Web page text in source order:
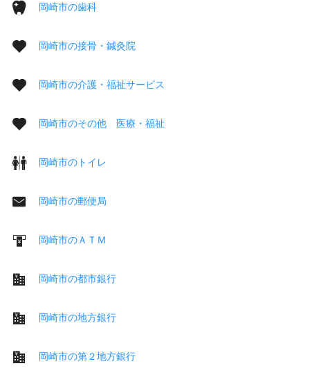
岡崎市の歯科
岡崎市の接骨・鍼灸院
岡崎市の介護・福祉サービス
岡崎市のその他 医療・福祉
岡崎市のトイレ
岡崎市の郵便局
岡崎市のＡＴＭ
岡崎市の都市銀行
岡崎市の地方銀行
岡崎市の第２地方銀行